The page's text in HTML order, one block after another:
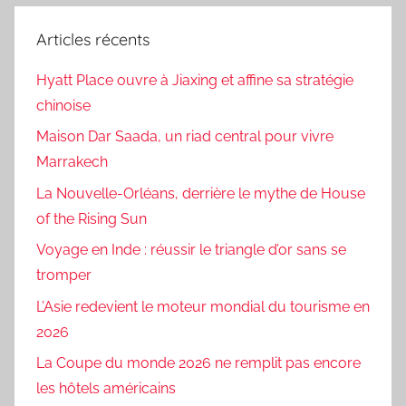
Articles récents
Hyatt Place ouvre à Jiaxing et affine sa stratégie
chinoise
Maison Dar Saada, un riad central pour vivre
Marrakech
La Nouvelle-Orléans, derrière le mythe de House
of the Rising Sun
Voyage en Inde : réussir le triangle d’or sans se
tromper
L’Asie redevient le moteur mondial du tourisme en
2026
La Coupe du monde 2026 ne remplit pas encore
les hôtels américains